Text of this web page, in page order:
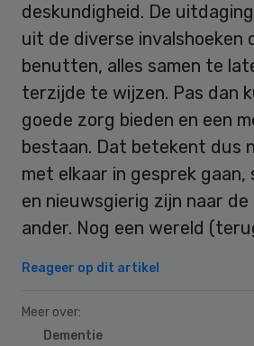
deskundigheid. De
uit de diverse invalshoeken
benutten, alles samen te
terzijde te wijzen. Pas dan
goede zorg bieden en een
bestaan. Dat betekent dus
met elkaar in gesprek gaan,
en nieuwsgierig zijn naar de
ander. Nog een wereld
Reageer op dit artikel
Meer over:
Dementie